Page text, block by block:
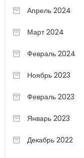
Апрель 2024
Март 2024
Февраль 2024
Ноябрь 2023
Февраль 2023
Январь 2023
Декабрь 2022